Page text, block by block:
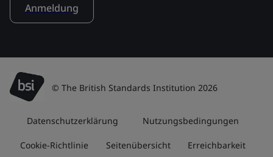
Anmeldung
© The British Standards Institution 2026
Datenschutzerklärung Nutzungsbedingungen
Cookie-Richtlinie Seitenübersicht Erreichbarkeit